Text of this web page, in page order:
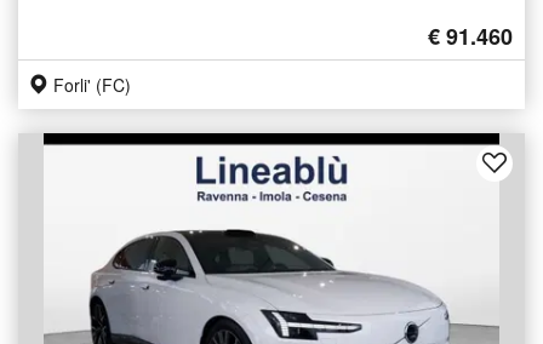
€ 91.460
Forli' (FC)